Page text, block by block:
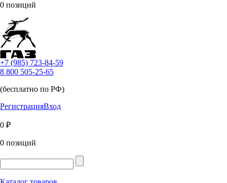
0 позиций
+7 (985) 723-84-59
8 800 505-25-65
(бесплатно по РФ)
РегистрацияВход
0 ₽
0 позиций